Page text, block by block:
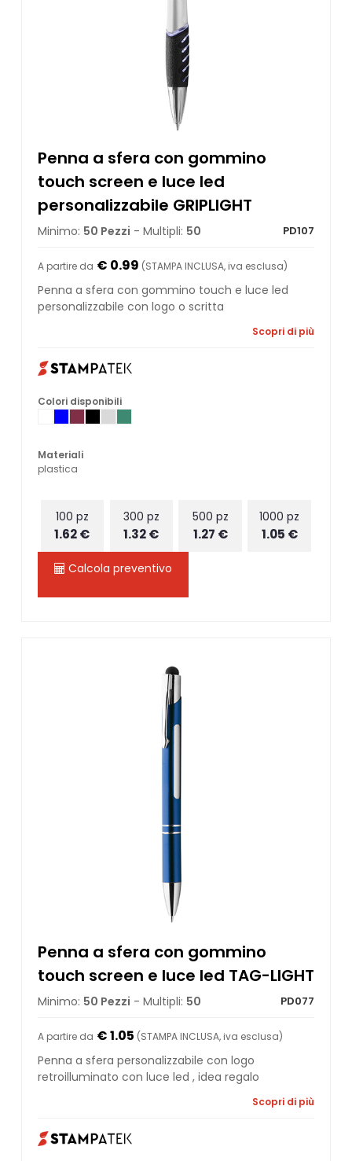
Penna a sfera con gommino
touch screen e luce led
personalizzabile GRIPLIGHT
Minimo: 50 Pezzi - Multipli: 50 PD107
A partire da € 0.99 (STAMPA INCLUSA, iva esclusa)
Penna a sfera con gommino touch e luce led
personalizzabile con logo o scritta
Scopri di più
Colori disponibili
Materiali
plastica
100 pz
1.62 €
300 pz
1.32 €
500 pz
1.27 €
1000 pz
1.05 €
Calcola preventivo
Penna a sfera con gommino
touch screen e luce led TAG-LIGHT
Minimo: 50 Pezzi - Multipli: 50 PD077
A partire da € 1.05 (STAMPA INCLUSA, iva esclusa)
Penna a sfera personalizzabile con logo
retroilluminato con luce led , idea regalo
Scopri di più